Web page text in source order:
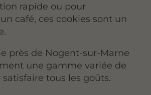
rapide ou pour
café, ces cookies sont un
près de Nogent-sur-Marne
une gamme variée de
tous les goûts.